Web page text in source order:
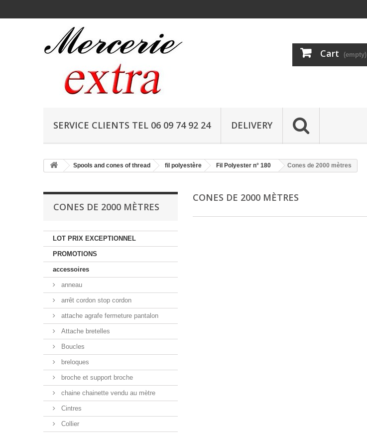
Cart (empty)
SERVICE CLIENTS TEL 06 09 74 92 24 DELIVERY
Spools and cones of thread fil polyestère Fil Polyester n° 180 Cones de 2000 mètres
CONES DE 2000 MÈTRES
LOT PRIX EXCEPTIONNEL
PROMOTIONS
accessoires
anneau
arrêt cordon stop cordon
attache agrafe fermeture pantalon
Attache bretelles
Boucles
breloques
broche et support broche
chaine chainette vendu au mètre
Cintres
Collier
CONES DE 2000 MÈTRES